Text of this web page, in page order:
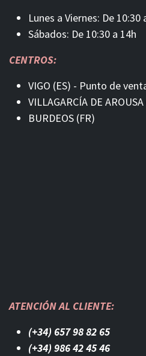
Lunes a Viernes: De 10:30
Sábados: De 10:30 a 14h
CENTROS:
VIGO (ES) - Punto de
VILLAGARCÍA DE AROUSA
BURDEOS (FR)
ATENCIÓN AL CLIENTE:
(+34) 657 98 82 65
(+34) 986 42 45 46​